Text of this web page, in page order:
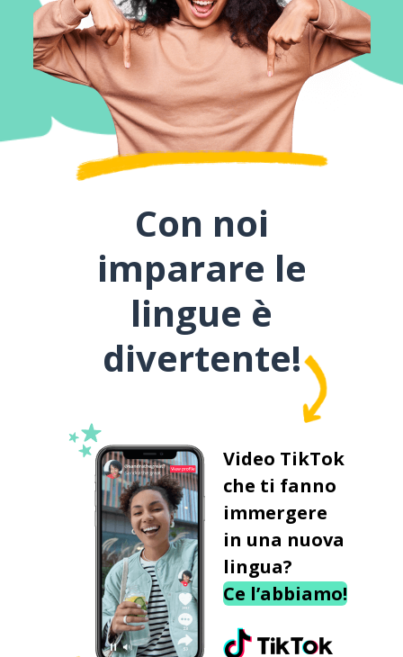
Con noi
imparare le
lingue è
divertente!
Video TikTok
che ti fanno
immergere
in una nuova
lingua?
Ce l’abbiamo!